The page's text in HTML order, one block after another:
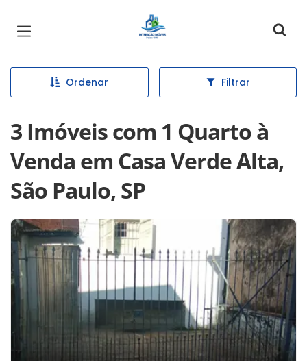
Página inicial
Ordenar Filtrar
3 Imóveis com 1 Quarto à
Venda em Casa Verde Alta,
São Paulo, SP